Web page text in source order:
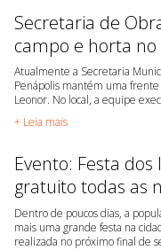
Secretaria de
campo e horta
Atualmente a Secretaria
Penápolis mantém uma
Leonor. No local, a equipe
+ Leia mais
Evento: Festa
gratuito todas as
Dentro de poucos dias, a
mais uma grande festa na
realizada no próximo final de